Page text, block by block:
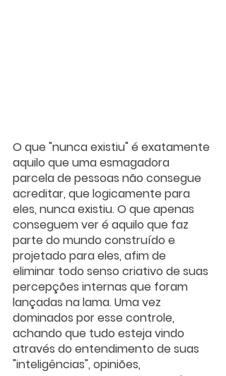
O que "nunca existiu" é exatamente
aquilo que uma esmagadora
parcela de pessoas não consegue
acreditar, que logicamente para
eles, nunca existiu. O que apenas
conseguem ver é aquilo que faz
parte do mundo construído e
projetado para eles, afim de
eliminar todo senso criativo de suas
percepções internas que foram
lançadas na lama. Uma vez
dominados por esse controle,
achando que tudo esteja vindo
através do entendimento de suas
"inteligências", opiniões,